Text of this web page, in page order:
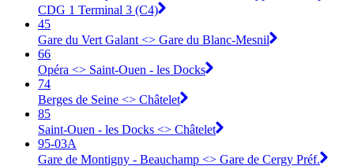
CDG 1 Terminal 3 (C4)
45
Gare du Vert Galant <> Gare du Blanc-Mesnil
66
Opéra <> Saint-Ouen - les Docks
74
Berges de Seine <> Châtelet
85
Saint-Ouen - les Docks <> Châtelet
95-03A
Gare de Montigny - Beauchamp <> ︎Gare de Cergy Préf.